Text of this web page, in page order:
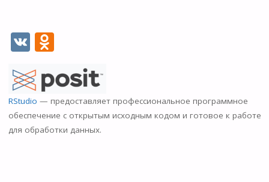
V O
n
o
kl
as
RStudio — предоставляет профессиональное программное
обеспечение с открытым исходным кодом и готовое к работе
для обработки данных.